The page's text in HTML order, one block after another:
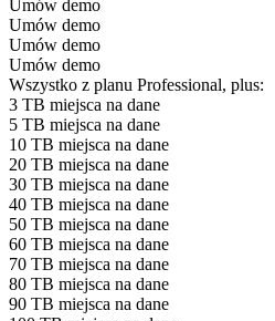
Umów demo
Umów demo
Umów demo
Umów demo
Wszystko z planu Professional, plus:
3 TB miejsca na dane
5 TB miejsca na dane
10 TB miejsca na dane
20 TB miejsca na dane
30 TB miejsca na dane
40 TB miejsca na dane
50 TB miejsca na dane
60 TB miejsca na dane
70 TB miejsca na dane
80 TB miejsca na dane
90 TB miejsca na dane